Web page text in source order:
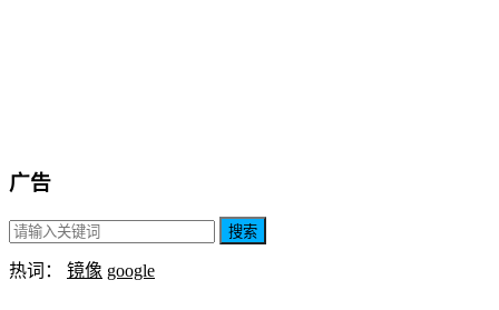
广告
搜索
热词： 镜像 google